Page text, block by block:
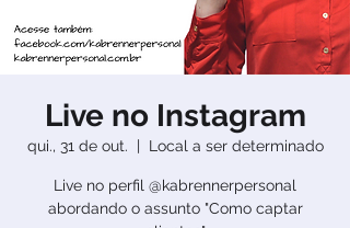
Live no Instagram
qui., 31 de out.
  |
Local a ser determinado
Live no perfil @kabrennerpersonal
abordando o assunto "Como captar